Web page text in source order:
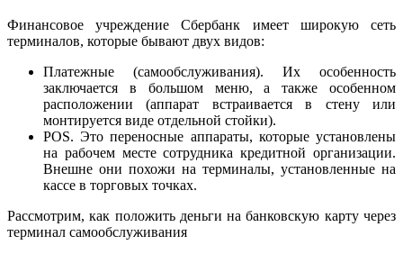
Финансовое учреждение Сбербанк имеет широкую сеть
терминалов, которые бывают двух видов:
Платежные (самообслуживания). Их особенность
заключается в большом меню, а также особенном
расположении (аппарат встраивается в стену или
монтируется виде отдельной стойки).
POS. Это переносные аппараты, которые установлены
на рабочем месте сотрудника кредитной организации.
Внешне они похожи на терминалы, установленные на
кассе в торговых точках.
Рассмотрим, как положить деньги на банковскую карту через
терминал самообслуживания